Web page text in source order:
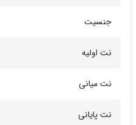
جنسیت
نت اولیه
نت میانی
نت پایانی